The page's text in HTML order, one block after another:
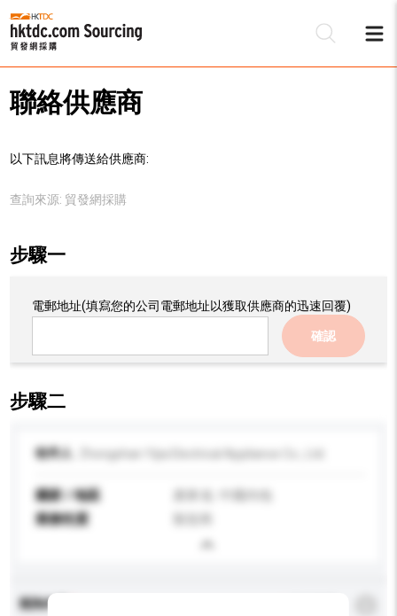
聯絡供應商
以下訊息將傳送給供應商:
查詢來源: 貿發網採購
步驟一
電郵地址(填寫您的公司電郵地址以獲取供應商的迅速回覆)
確認
步驟二
收件人
國家 / 地區
業務性質
查詢內容